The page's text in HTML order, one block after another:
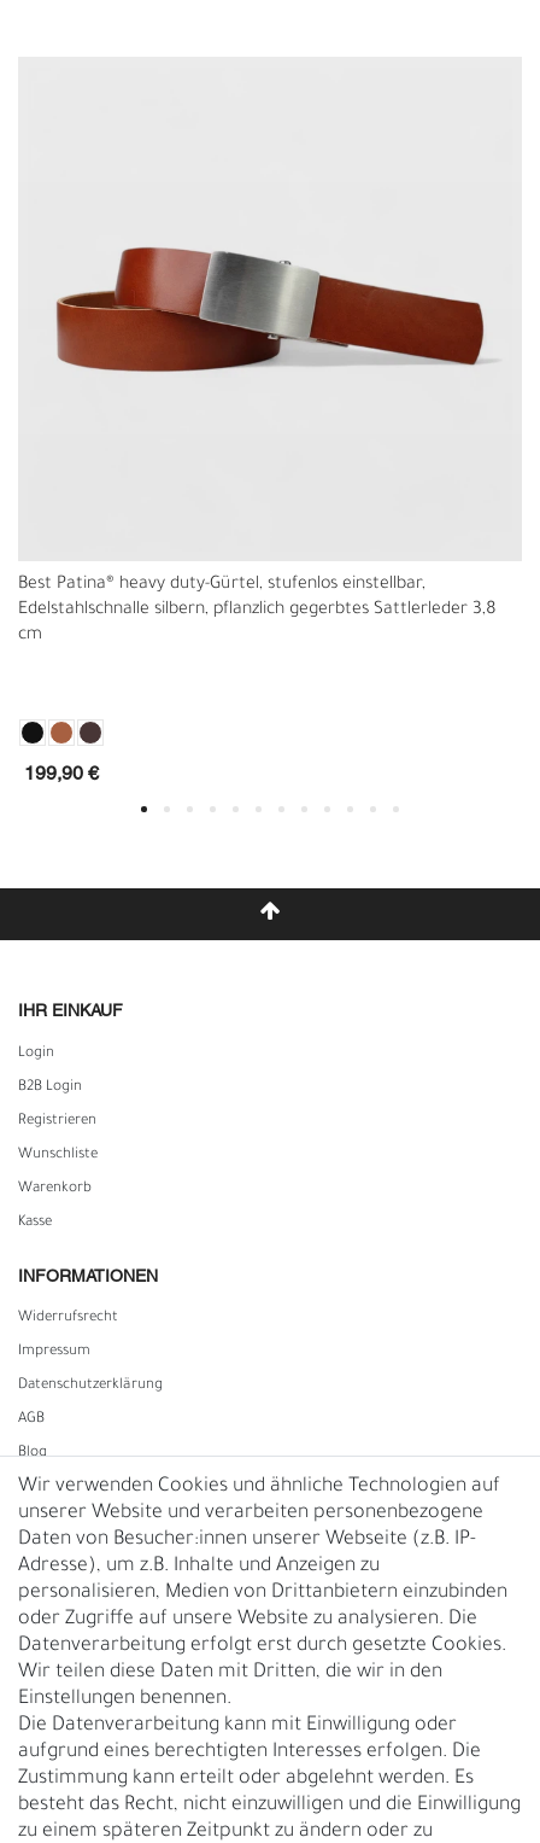
Best Patina® heavy duty-Gürtel, stufenlos einstellbar,
Edelstahlschnalle silbern, pflanzlich gegerbtes Sattlerleder 3,8
cm
199,90 €
IHR EINKAUF
Login
B2B Login
Registrieren
Wunschliste
Warenkorb
Kasse
INFORMATIONEN
Widerrufs­recht
Impressum
Daten­schutz­erklärung
AGB
Blog
Vertrag widerrufen
UNTERNEHMEN
Nachhaltigkeit
Kontakt
Über uns
Rückgabe
Gürtelgröße messen
Garantie
GESCHÄFTSKUNDEN & HÄNDLER
Wir verwenden Cookies und ähnliche Technologien auf
unserer Website und verarbeiten personenbezogene
Daten von Besucher:innen unserer Webseite (z.B. IP-
Adresse), um z.B. Inhalte und Anzeigen zu
personalisieren, Medien von Drittanbietern einzubinden
oder Zugriffe auf unsere Website zu analysieren. Die
Datenverarbeitung erfolgt erst durch gesetzte Cookies.
Wir teilen diese Daten mit Dritten, die wir in den
Einstellungen benennen.
Die Datenverarbeitung kann mit Einwilligung oder
aufgrund eines berechtigten Interesses erfolgen. Die
Zustimmung kann erteilt oder abgelehnt werden. Es
besteht das Recht, nicht einzuwilligen und die Einwilligung
zu einem späteren Zeitpunkt zu ändern oder zu